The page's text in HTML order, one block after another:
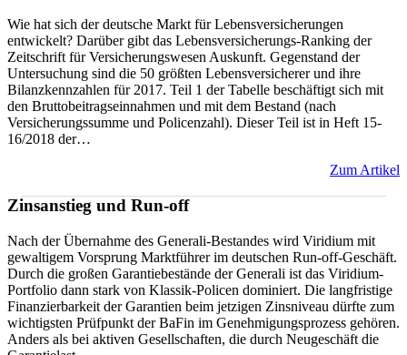
Wie hat sich der deutsche Markt für Lebensversicherungen
entwickelt? Darüber gibt das Lebensversicherungs-Ranking der
Zeitschrift für Versicherungswesen Auskunft. Gegenstand der
Untersuchung sind die 50 größten Lebensversicherer und ihre
Bilanzkennzahlen für 2017. Teil 1 der Tabelle beschäftigt sich mit
den Bruttobeitragseinnahmen und mit dem Bestand (nach
Versicherungssumme und Policenzahl). Dieser Teil ist in Heft 15-
16/2018 der…
Zum Artikel
Zinsanstieg und Run-off
Nach der Übernahme des Generali-Bestandes wird Viridium mit
gewaltigem Vorsprung Marktführer im deutschen Run-off-Geschäft.
Durch die großen Garantiebestände der Generali ist das Viridium-
Portfolio dann stark von Klassik-Policen dominiert. Die langfristige
Finanzierbarkeit der Garantien beim jetzigen Zinsniveau dürfte zum
wichtigsten Prüfpunkt der BaFin im Genehmigungsprozess gehören.
Anders als bei aktiven Gesellschaften, die durch Neugeschäft die